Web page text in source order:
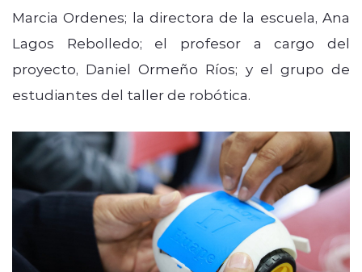
Marcia Ordenes; la directora de la escuela, Ana
Lagos Rebolledo; el profesor a cargo del
proyecto, Daniel Ormeño Ríos; y el grupo de
estudiantes del taller de robótica.